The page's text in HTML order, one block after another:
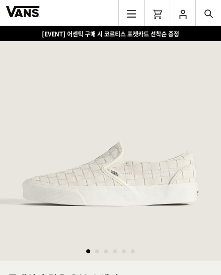
[EVENT] 어센틱 구매 시 코르티스 포켓카드 선착순 증정